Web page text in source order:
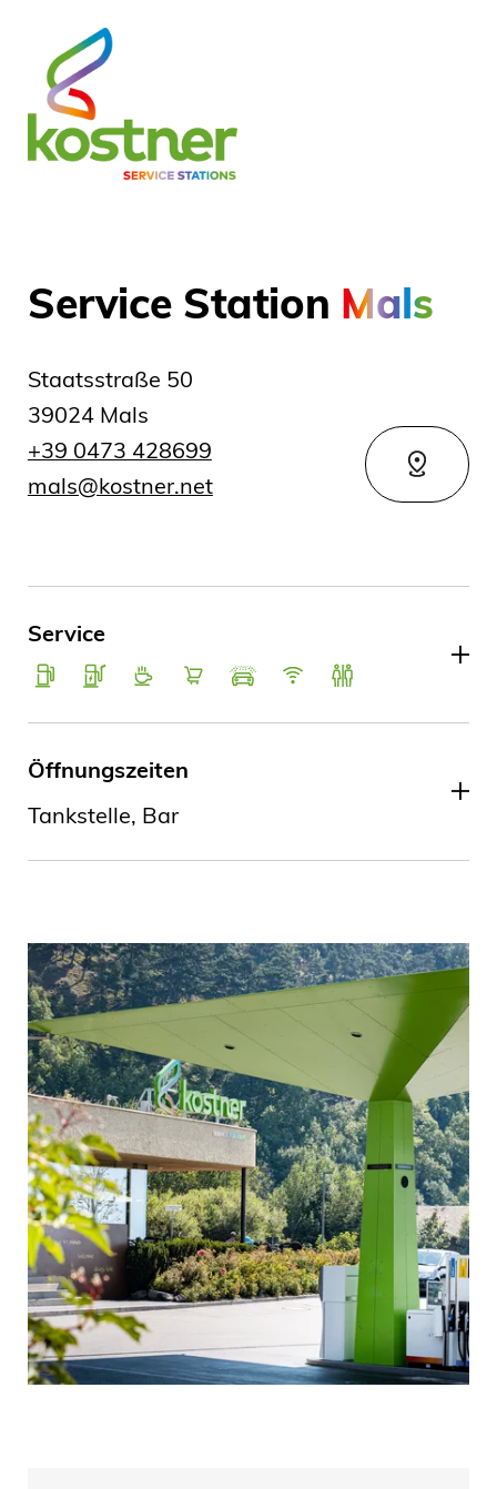
Service Station Mals
Staatsstraße 50
39024 Mals
+39 0473 428699
mals@kostner.net
Service
Öffnungszeiten
Tankstelle, Bar